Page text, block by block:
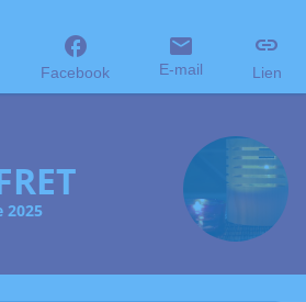
Facebook E-mail Lien
2025